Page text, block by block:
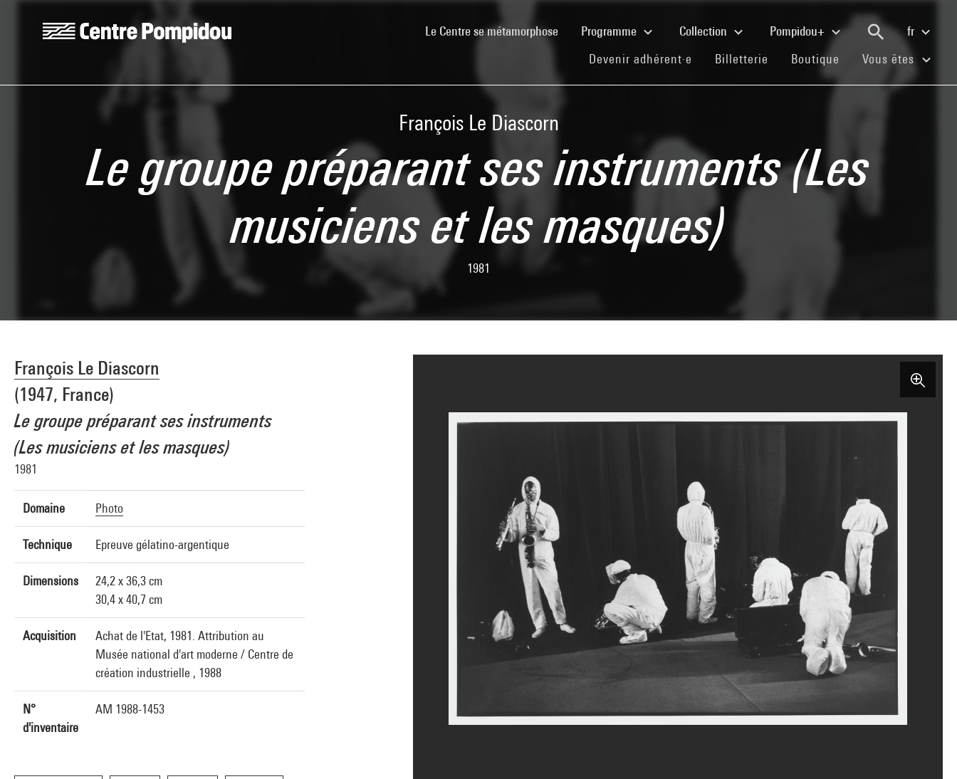
Le Centre se métamorphose(current)Programme Collection Pompidou+
fr
Devenir adhérent·e (current)
Billetterie (current)
Boutique (current)
Vous êtes
François Le Diascorn
Le groupe préparant ses instruments (Les
musiciens et les masques)
1981
François Le Diascorn
(1947, France)
Le groupe préparant ses instruments
(Les musiciens et les masques)
1981
Domaine Photo
Technique Epreuve gélatino-argentique
Dimensions
24,2 x 36,3 cm
30,4 x 40,7 cm
Acquisition
Achat de l'Etat, 1981. Attribution au
Musée national d'art moderne / Centre de
création industrielle , 1988
N°
d'inventaire
AM 1988-1453